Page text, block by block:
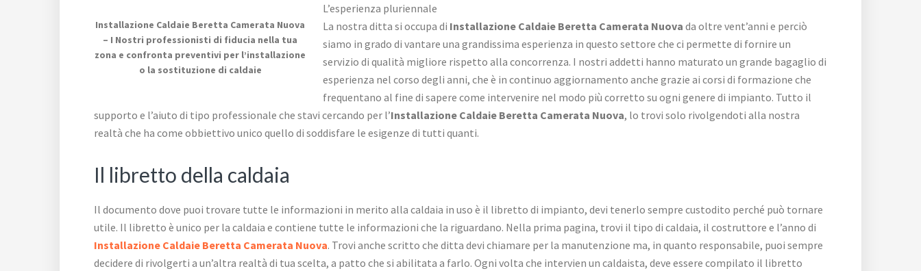
Installazione Caldaie Beretta Camerata Nuova
– I Nostri professionisti di fiducia nella tua
zona e confronta preventivi per l’installazione
o la sostituzione di caldaie
L’esperienza pluriennale
La nostra ditta si occupa di Installazione Caldaie Beretta Camerata Nuova da oltre vent’anni e perciò
siamo in grado di vantare una grandissima esperienza in questo settore che ci permette di fornire un
servizio di qualità migliore rispetto alla concorrenza. I nostri addetti hanno maturato un grande bagaglio di
esperienza nel corso degli anni, che è in continuo aggiornamento anche grazie ai corsi di formazione che
frequentano al fine di sapere come intervenire nel modo più corretto su ogni genere di impianto. Tutto il
supporto e l’aiuto di tipo professionale che stavi cercando per l’Installazione Caldaie Beretta Camerata Nuova, lo trovi solo rivolgendoti alla nostra
realtà che ha come obbiettivo unico quello di soddisfare le esigenze di tutti quanti.
Il libretto della caldaia
Il documento dove puoi trovare tutte le informazioni in merito alla caldaia in uso è il libretto di impianto, devi tenerlo sempre custodito perché può tornare
utile. Il libretto è unico per la caldaia e contiene tutte le informazioni che la riguardano. Nella prima pagina, trovi il tipo di caldaia, il costruttore e l’anno di
Installazione Caldaie Beretta Camerata Nuova. Trovi anche scritto che ditta devi chiamare per la manutenzione ma, in quanto responsabile, puoi sempre
decidere di rivolgerti a un’altra realtà di tua scelta, a patto che si abilitata a farlo. Ogni volta che intervien un caldaista, deve essere compilato il libretto